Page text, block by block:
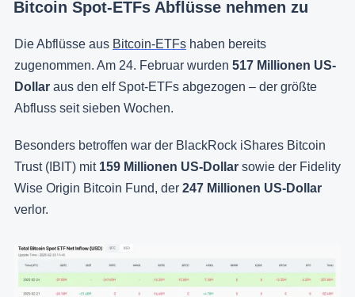
Bitcoin Spot-ETFs Abflüsse nehmen zu
Die Abflüsse aus Bitcoin-ETFs haben bereits
zugenommen. Am 24. Februar wurden 517 Millionen US-
Dollar aus den elf Spot-ETFs abgezogen – der größte
Abfluss seit sieben Wochen.
Besonders betroffen war der BlackRock iShares Bitcoin
Trust (IBIT) mit 159 Millionen US-Dollar sowie der Fidelity
Wise Origin Bitcoin Fund, der 247 Millionen US-Dollar
verlor.